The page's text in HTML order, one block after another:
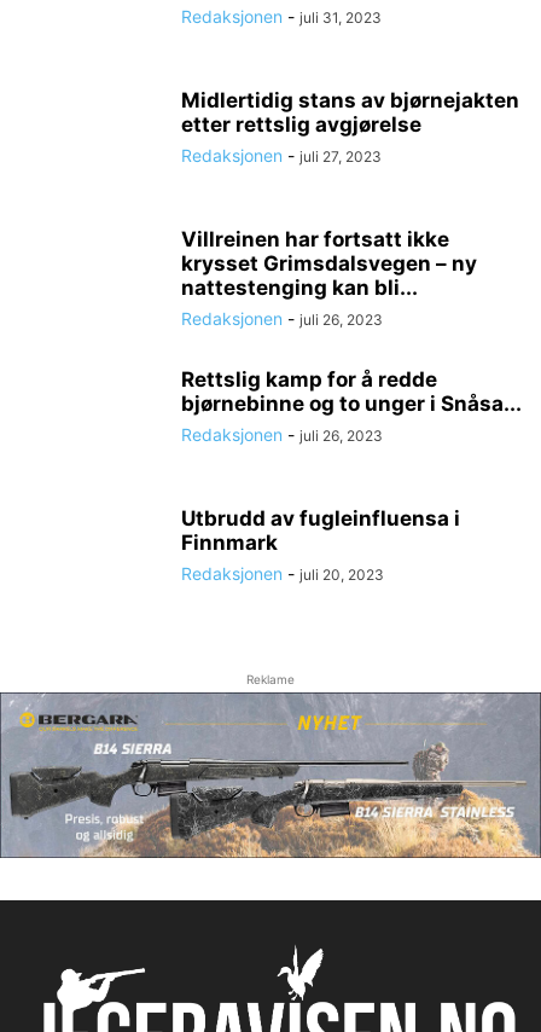
Redaksjonen - juli 31, 2023
Midlertidig stans av bjørnejakten
etter rettslig avgjørelse
Redaksjonen - juli 27, 2023
Villreinen har fortsatt ikke
krysset Grimsdalsvegen – ny
nattestenging kan bli...
Redaksjonen - juli 26, 2023
Rettslig kamp for å redde
bjørnebinne og to unger i Snåsa...
Redaksjonen - juli 26, 2023
Utbrudd av fugleinfluensa i
Finnmark
Redaksjonen - juli 20, 2023
Reklame